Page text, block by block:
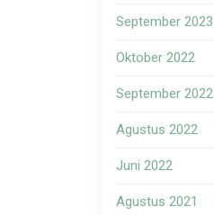
September 2023
Oktober 2022
September 2022
Agustus 2022
Juni 2022
Agustus 2021